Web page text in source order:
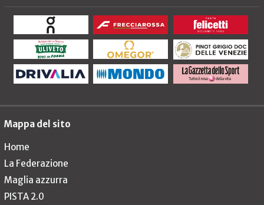
Mappa del sito
Home
La Federazione
Maglia azzurra
PISTA 2.0